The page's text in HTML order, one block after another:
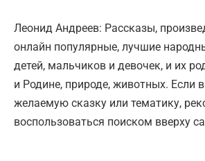
Леонид Андреев: Рассказы,
онлайн популярные, лучшие
детей, мальчиков и девочек, и их
и Родине, природе, животных. Если
желаемую сказку или тематику,
воспользоваться поиском вверху